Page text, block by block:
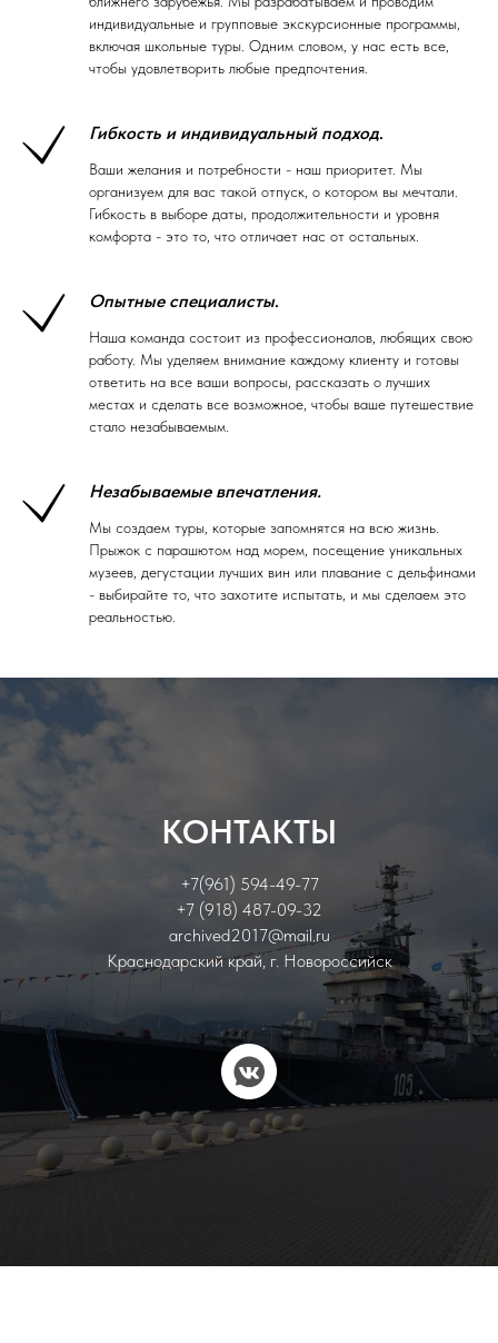
индивидуальные и групповые экскурсионные программы,
включая школьные туры. Одним словом, у нас есть все,
чтобы удовлетворить любые предпочтения.
Гибкость и индивидуальный подход.
Ваши желания и потребности - наш приоритет. Мы
организуем для вас такой отпуск, о котором вы мечтали.
Гибкость в выборе даты, продолжительности и уровня
комфорта - это то, что отличает нас от остальных.
Опытные специалисты.
Наша команда состоит из профессионалов, любящих свою
работу. Мы уделяем внимание каждому клиенту и готовы
ответить на все ваши вопросы, рассказать о лучших
местах и сделать все возможное, чтобы ваше путешествие
стало незабываемым.
Незабываемые впечатления.
Мы создаем туры, которые запомнятся на всю жизнь.
Прыжок с парашютом над морем, посещение уникальных
музеев, дегустации лучших вин или плавание с дельфинами
- выбирайте то, что захотите испытать, и мы сделаем это
реальностью.
КОНТАКТЫ
+7(961) 594-49-77
+7 (918) 487-09-32
archived2017@mail.ru
Краснодарский край, г. Новороссийск